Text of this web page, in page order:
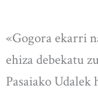
«Gogora ekarri
ehiza debekatu
Pasaiako